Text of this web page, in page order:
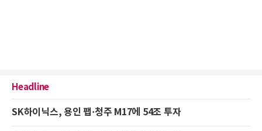
Headline
SK하이닉스, 용인 팹·청주 M17에 54조 투자